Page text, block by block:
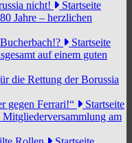
nicht!
Startseite
Jahre – herzlichen
Startseite
auf einem guten
die Rettung der Borussia
gegen Ferrari!“
Startseite
am